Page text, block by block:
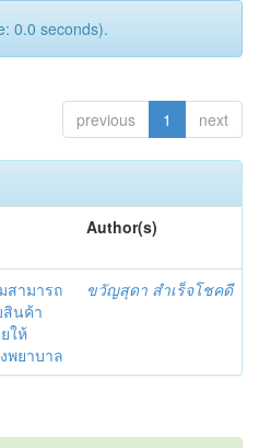
0.0 seconds).
previous 1 next
Author(s)
สามารถ
นค้า
ให้
พยาบาล
ขวัญสุดา สำเร็จโชคดี